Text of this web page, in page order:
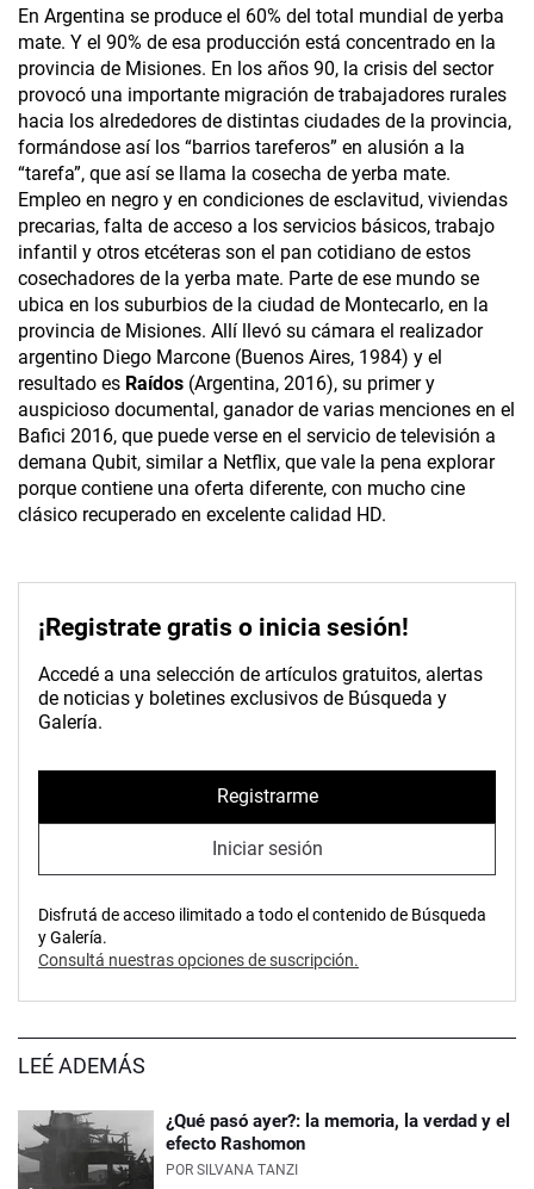
En Argentina se produce el 60% del total mundial de yerba
mate. Y el 90% de esa producción está concentrado en la
provincia de Misiones. En los años 90, la crisis del sector
provocó una importante migración de trabajadores rurales
hacia los alrededores de distintas ciudades de la provincia,
formándose así los “barrios tareferos” en alusión a la
“tarefa”, que así se llama la cosecha de yerba mate.
Empleo en negro y en condiciones de esclavitud, viviendas
precarias, falta de acceso a los servicios básicos, trabajo
infantil y otros etcéteras son el pan cotidiano de estos
cosechadores de la yerba mate. Parte de ese mundo se
ubica en los suburbios de la ciudad de Montecarlo, en la
provincia de Misiones. Allí llevó su cámara el realizador
argentino Diego Marcone (Buenos Aires, 1984) y el
resultado es Raídos (Argentina, 2016), su primer y
auspicioso documental, ganador de varias menciones en el
Bafici 2016, que puede verse en el servicio de televisión a
demana Qubit, similar a Netflix, que vale la pena explorar
porque contiene una oferta diferente, con mucho cine
clásico recuperado en excelente calidad HD.
¡Registrate gratis o inicia sesión!
Accedé a una selección de artículos gratuitos, alertas
de noticias y boletines exclusivos de Búsqueda y
Galería.
Registrarme
Iniciar sesión
Disfrutá de acceso ilimitado a todo el contenido de Búsqueda
y Galería.
Consultá nuestras opciones de suscripción.
LEÉ ADEMÁS
¿Qué pasó ayer?: la memoria, la verdad y el
efecto Rashomon
POR SILVANA TANZI